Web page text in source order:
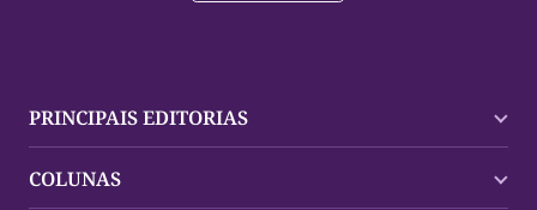
PRINCIPAIS EDITORIAS
Palmas
COLUNAS